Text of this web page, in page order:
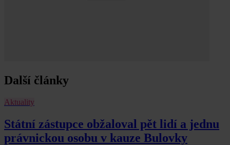
Další články
Aktuality
Státní zástupce obžaloval pět lidí a jednu
právnickou osobu v kauze Bulovky